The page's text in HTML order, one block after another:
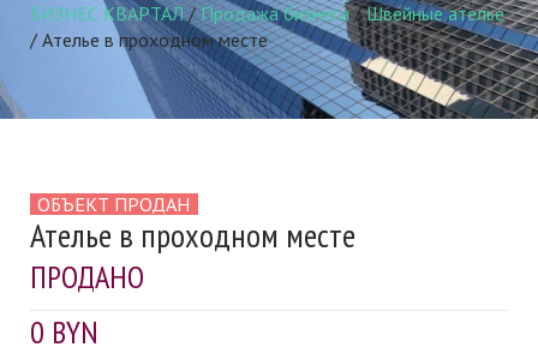
БИЗНЕС КВАРТАЛ/Продажа бизнеса/Швейные ателье
/ Ателье в проходном месте
ОБЪЕКТ ПРОДАН
Ателье в проходном месте
ПРОДАНО
0 BYN